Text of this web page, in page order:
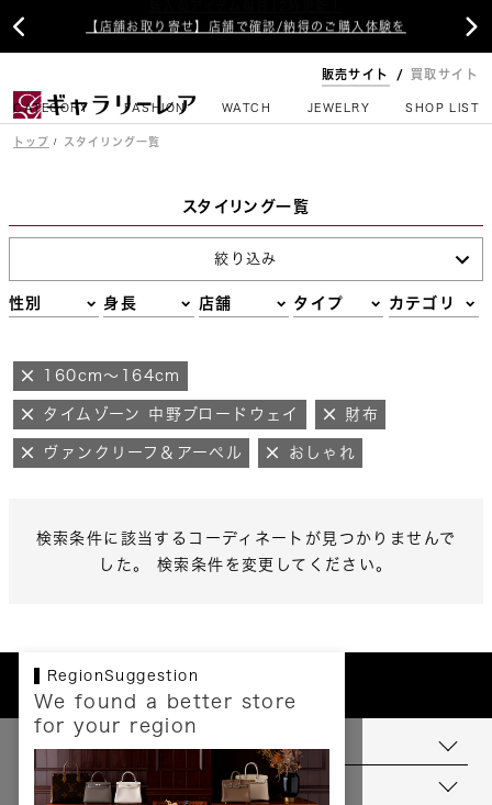
【店舗お取り寄せ】店舗で確認/納得のご購入体験を
 
販売サイト 買取サイト
CATEGORY FASHION WATCH JEWELRY SHOP LIST
トップ スタイリング一覧
スタイリング一覧
絞り込み
性別 身長 店舗 タイプ カテゴリ
160cm～164cm
タイムゾーン 中野ブロードウェイ 財布
ヴァンクリーフ＆アーペル おしゃれ
検索条件に該当するコーディネートが見つかりませんで
した。 検索条件を変更してください。
RegionSuggestion
We found a better store
for your region
お支払いについて
配送について